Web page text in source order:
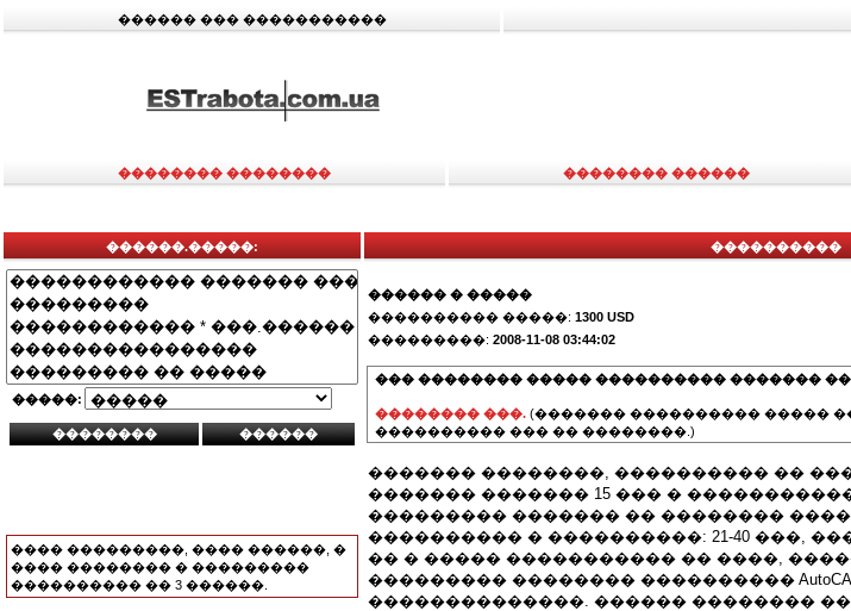
������ ��� �����������
�������� �������� �������� ������
������.�����:
�����:
���� ���������, ���� ������, �
���� �������� � ���������
���������� �� 3 ������.
����������
������ � �����
���������� �����: 1300 USD
���������: 2008-11-08 03:44:02
��� �������� ����� ���������� �������
�������� ���. (������� ���������� �����
���������� ��� �� ��������.)
������� ��������, ���������� ��
������� ������� 15 ��� �
��������� ������� �� ��������
���������� � ����������: 21-40 ���,
�� � ����� ����������� �� ����,
��������� �������� ���������� AutoCAD,
��������������. ������ ��������